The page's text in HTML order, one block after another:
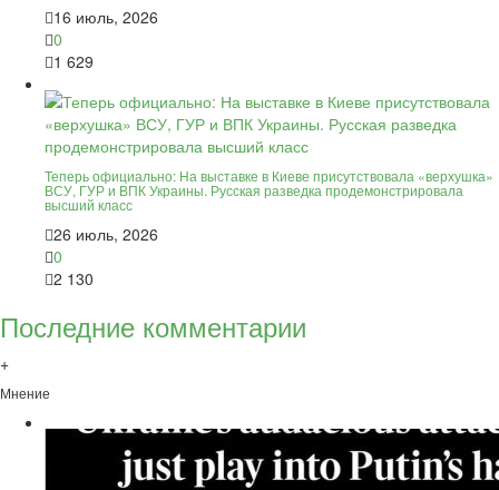
16 июль, 2026
0
1 629
Теперь официально: На выставке в Киеве присутствовала «верхушка»
ВСУ, ГУР и ВПК Украины. Русская разведка продемонстрировала
высший класс
26 июль, 2026
0
2 130
Последние комментарии
+
Мнение